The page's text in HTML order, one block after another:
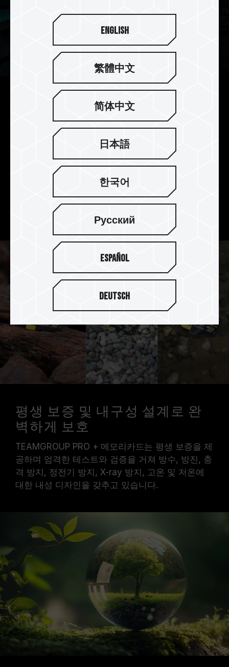
시야를 넓히는 새로운 선택
TEAMGROUP PRO+ 메모리카드는 애플리케이션
성능 등급 A2에 부합하며, 고속 랜덤 읽기/쓰기, 우
수한 IOPS(초당 입출력)를 제공해, 다양한 대용량
애플리케이션을 모바일 장치에서 빠르게 액세스할
수 있습니다. 128GB, 256GB, 512GB, 1TB, 2TB의
용량으로 고화질 4K 영화와 연사 사진, 앱을 원하는
대로 배치해 시야를 넓히고 새로운 경험 쌓아보세
평생 보증 및 내구성 설계로 완
벽하게 보호
TEAMGROUP PRO + 메모리카드는 평생 보증을 제
공하며 엄격한 테스트와 검증을 거쳐 방수, 방진, 충
격 방지, 정전기 방지, X-ray 방지, 고온 및 저온에
대한 내성 디자인을 갖추고 있습니다.
English
繁體中文
简体中文
日本語
한국어
Русский
Español
Deutsch